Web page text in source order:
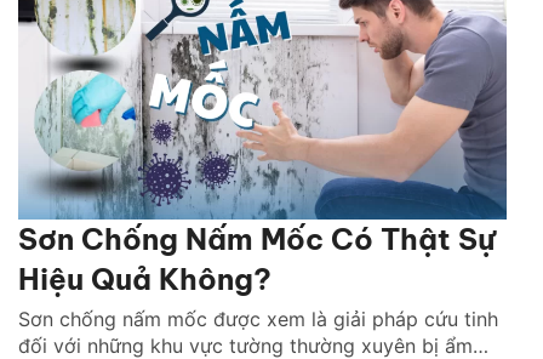
Sơn Chống Nấm Mốc Có Thật Sự
Hiệu Quả Không?
Sơn chống nấm mốc được xem là giải pháp cứu tinh
đối với những khu vực tường thường xuyên bị ẩm